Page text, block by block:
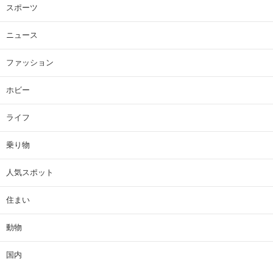
スポーツ
ニュース
ファッション
ホビー
ライフ
乗り物
人気スポット
住まい
動物
国内